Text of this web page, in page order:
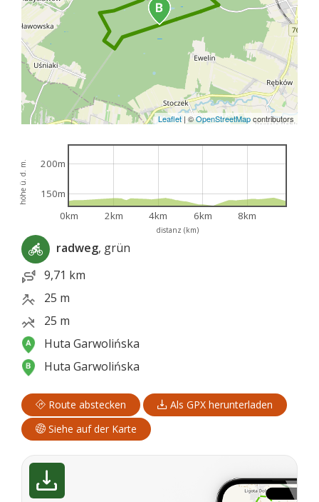
Leaflet | ©OpenStreetMapcontributors
distanz (km)
höhe ü. d. m.
0km 2km 4km 6km 8km
150m
200m
radweg, grün
9,71 km
25 m
25 m
Huta Garwolińska
Huta Garwolińska
Route abstecken
Als GPX herunterladen
Siehe auf der Karte